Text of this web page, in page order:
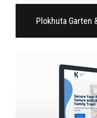
Plokhuta Garten